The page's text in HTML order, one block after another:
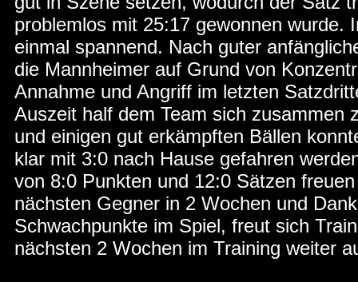
problemlos mit 25:17 gewonnen wurde.
einmal spannend. Nach guter
die Mannheimer auf Grund von
Annahme und Angriff im letzten
Auszeit half dem Team sich zusammen
und einigen gut erkämpften Bällen
klar mit 3:0 nach Hause gefahren
von 8:0 Punkten und 12:0 Sätzen
nächsten Gegner in 2 Wochen und
Schwachpunkte im Spiel, freut sich
nächsten 2 Wochen im Training weiter